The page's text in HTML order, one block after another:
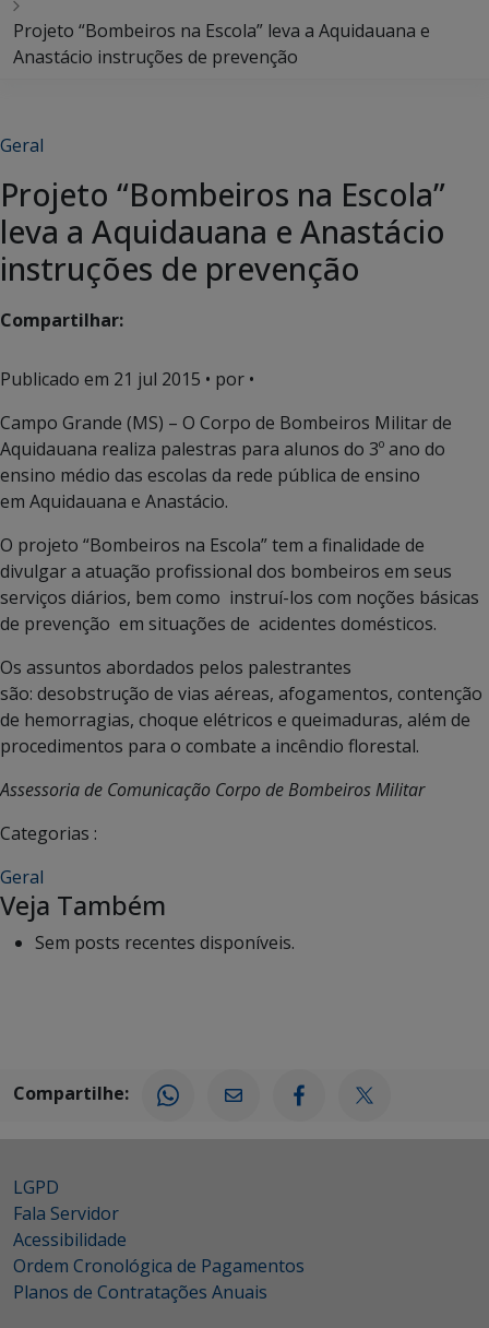
Projeto “Bombeiros na Escola” leva a Aquidauana e
Anastácio instruções de prevenção
Geral
Projeto “Bombeiros na Escola”
leva a Aquidauana e Anastácio
instruções de prevenção
Compartilhar:
Publicado em 21 jul 2015 • por •
Campo Grande (MS) – O Corpo de Bombeiros Militar de
Aquidauana realiza palestras para alunos do 3º ano do
ensino médio das escolas da rede pública de ensino
em Aquidauana e Anastácio.
O projeto “Bombeiros na Escola” tem a finalidade de
divulgar a atuação profissional dos bombeiros em seus
serviços diários, bem como instruí-los com noções básicas
de prevenção em situações de acidentes domésticos.
Os assuntos abordados pelos palestrantes
são: desobstrução de vias aéreas, afogamentos, contenção
de hemorragias, choque elétricos e queimaduras, além de
procedimentos para o combate a incêndio florestal.
Assessoria de Comunicação Corpo de Bombeiros Militar
Categorias :
Geral
Veja Também
Sem posts recentes disponíveis.
Compartilhe:
LGPD
Fala Servidor
Acessibilidade
Ordem Cronológica de Pagamentos
Planos de Contratações Anuais